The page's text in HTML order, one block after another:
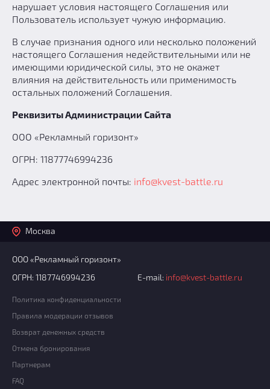
нарушает условия настоящего Соглашения или
Пользователь использует чужую информацию.
В случае признания одного или несколько положений
настоящего Соглашения недействительными или не
имеющими юридической силы, это не окажет
влияния на действительность или применимость
остальных положений Соглашения.
Реквизиты Администрации Сайта
ООО «Рекламный горизонт»
ОГРН: 11877746994236
Адрес электронной почты: info@kvest-battle.ru
Москва
ООО «Рекламный горизонт»
ОГРН: 1187746994236
E-mail: info@kvest-battle.ru
Политика конфиденциальности
Правила модерации отзывов
Возврат денежных средств
Отмена бронирования
Партнерам
FAQ